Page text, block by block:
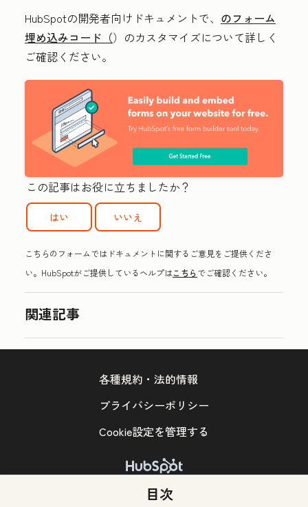
HubSpotの開発者向けドキュメントで、 のフォーム
埋め込みコード（）のカスタマイズについて詳しく
ご確認ください。
この記事はお役に立ちましたか？
はい いいえ
こちらのフォームではドキュメントに関するご意見をご提供くださ
い。HubSpotがご提供しているヘルプはこちらでご確認ください。
関連記事
目次
Copyright © 2026 HubSpot, Inc.
各種規約・法的情報
プライバシーポリシー
Cookie設定を管理する